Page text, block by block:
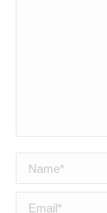
Name *
Email *